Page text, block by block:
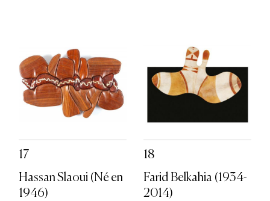
17
Hassan Slaoui (Né en
1946)
18
Farid Belkahia (1934-
2014)